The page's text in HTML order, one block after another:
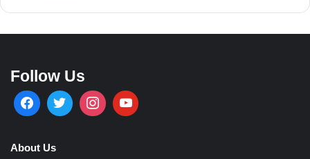
Follow Us
About Us